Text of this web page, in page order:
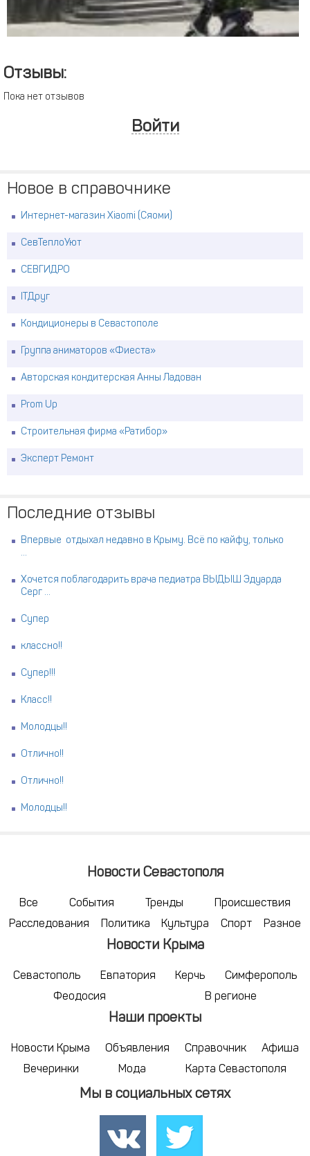
Отзывы:
Пока нет отзывов
Войти
Новое в справочнике
Интернет-магазин Xiaomi (Сяоми)
СевТеплоУют
СЕВГИДРО
ITДруг
Кондиционеры в Севастополе
Группа аниматоров «Фиеста»
Авторская кондитерская Анны Ладован
Prom Up
Строительная фирма «Ратибор»
Эксперт Ремонт
Последние отзывы
Впервые отдыхал недавно в Крыму. Всё по кайфу, только
...
Хочется поблагодарить врача педиатра ВЫДЫШ Эдуарда
Серг ...
Супер
классно!!
Супер!!!
Класс!!
Молодцы!!
Отлично!!
Отлично!!
Молодцы!!
Новости Севастополя
Все События Тренды
Происшествия
Расследования
Политика Культура Спорт Разное
Новости Крыма
Севастополь Евпатория Керчь
Симферополь
Феодосия
В регионе
Наши проекты
Новости Крыма Объявления Справочник
Афиша
Вечеринки
Мода Карта Севастополя
Мы в социальных сетях